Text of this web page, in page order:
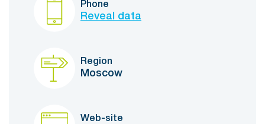
Phone
Reveal data
Region
Moscow
Web-site